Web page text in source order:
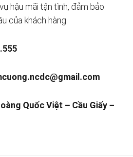
hậu mãi tận tình, đảm bảo
của khách hàng.
Quốc Việt – Cầu Giấy –